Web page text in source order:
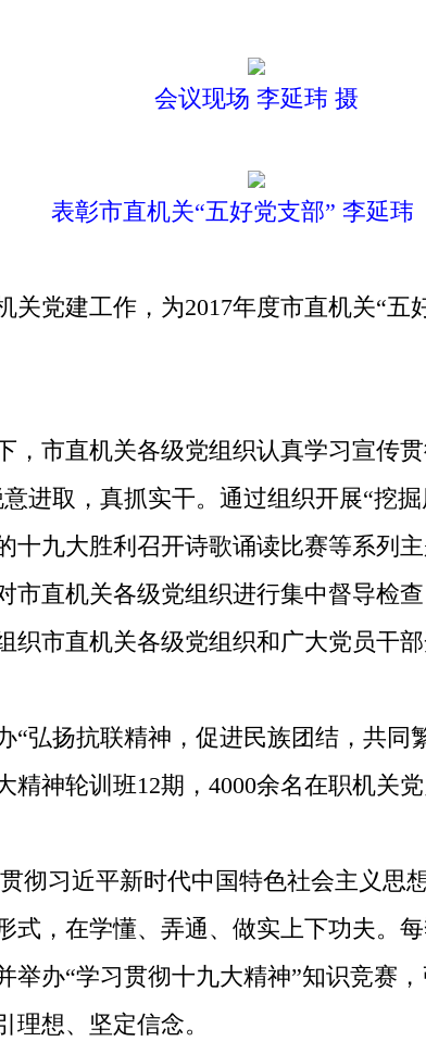
会议现场 李延玮 摄
表彰市直机关“五好党支部” 李延
党建工作，为2017年度市直机关“五
市直机关各级党组织认真学习宣传贯
进取，真抓实干。通过组织开展“挖
十九大胜利召开诗歌诵读比赛等系列
直机关各级党组织进行集中督导检
织市直机关各级党组织和广大党员干
扬抗联精神，促进民族团结，共同
精神轮训班12期，4000余名在职机关
习近平新时代中国特色社会主义思
式，在学懂、弄通、做实上下功夫。
举办“学习贯彻十九大精神”知识竞赛
想、坚定信念。